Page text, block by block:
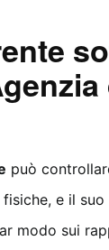
può
e il
modo sui